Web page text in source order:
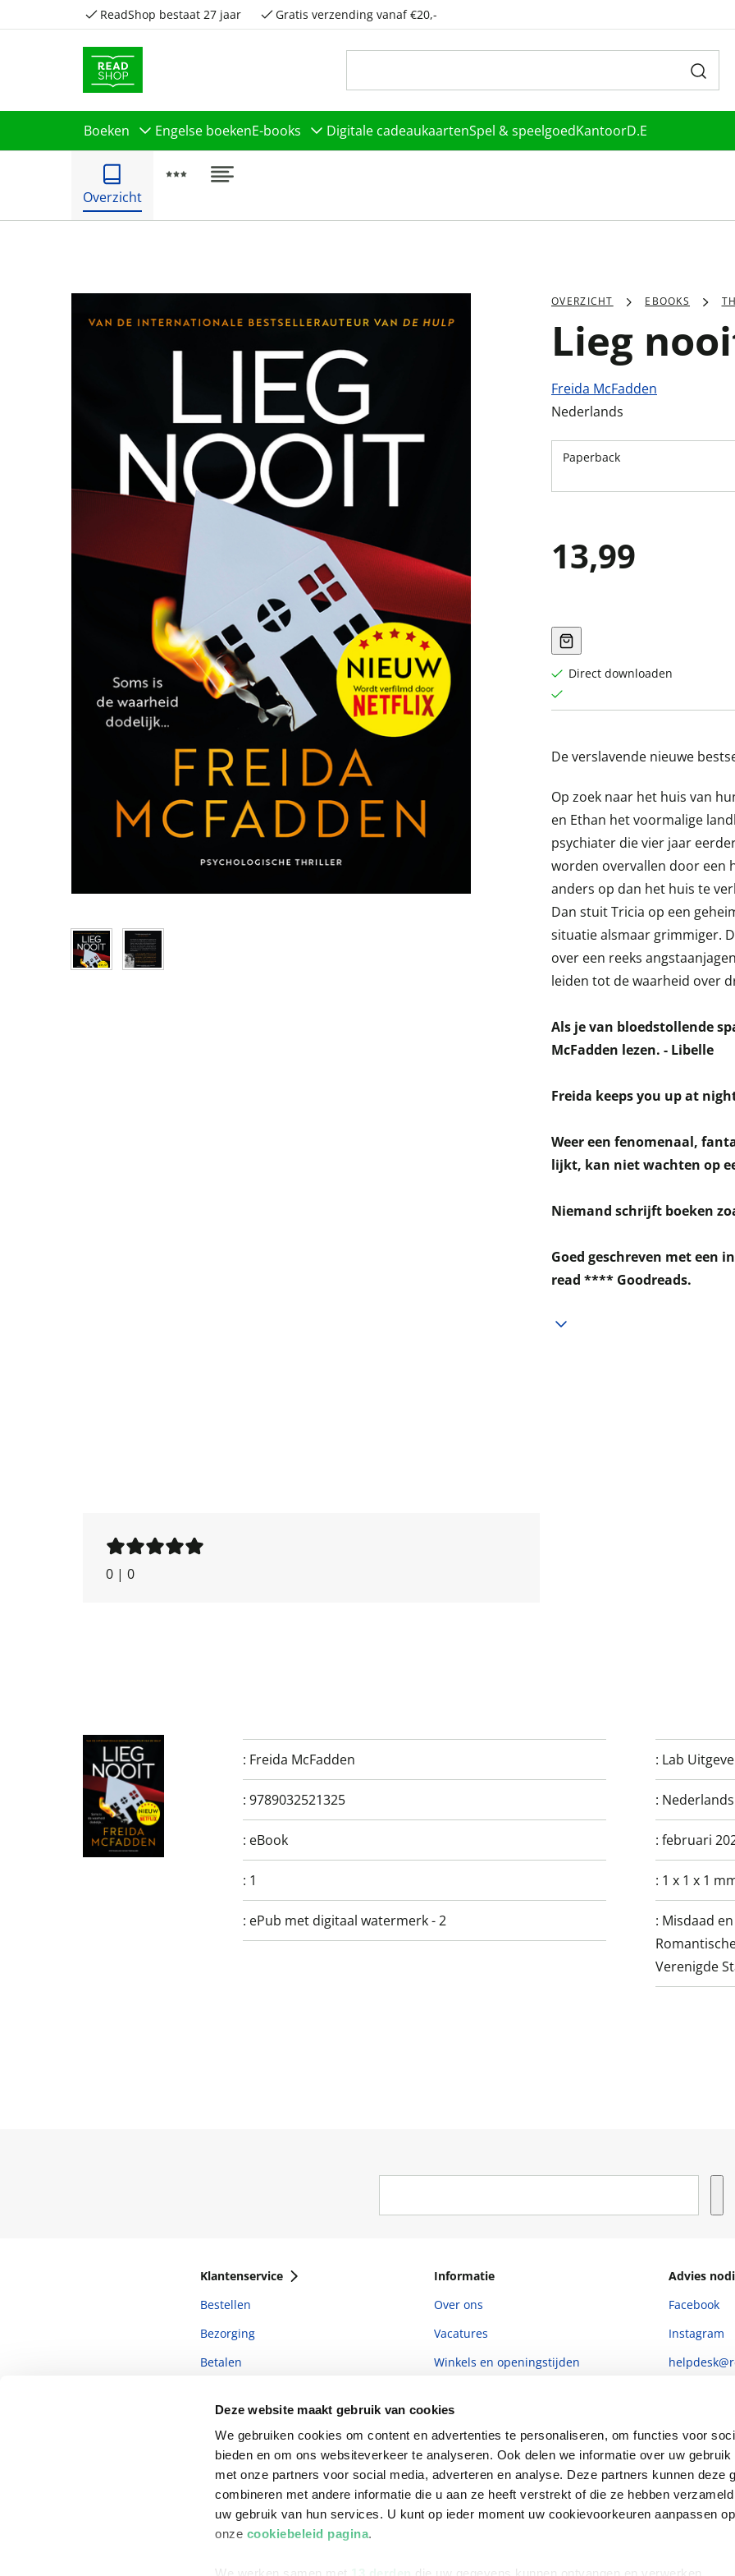
Deze website maakt gebruik van cookies
We gebruiken cookies om content en advertenties te personaliseren, om functies voor
bieden en om ons websiteverkeer te analyseren. Ook delen we informatie over uw
met onze partners voor social media, adverteren en analyse. Deze partners kunnen deze
combineren met andere informatie die u aan ze heeft verstrekt of die ze hebben
uw gebruik van hun services. U kunt op ieder moment uw cookievoorkeuren aanpassen op
onze cookiebeleid pagina.
ReadShop bestaat 27 jaar Gratis verzending vanaf €20,-
Boeken Engelse boekenE-books Digitale cadeaukaartenSpel & speelgoedKantoorD.E
Overzicht
OVERZICHT EBOOKS
Lieg
Freida McFadden
Nederlands
Paperback
13,99
Direct downloaden
De verslavende nieuwe
Op zoek naar het huis van
en Ethan het voormalige
psychiater die vier jaar
worden overvallen door een
anders op dan het huis te
Dan stuit Tricia op een
situatie alsmaar grimmiger.
over een reeks
leiden tot de waarheid over
Als je van bloedstollende
McFadden lezen. - Libelle
Freida keeps you up at
Weer een fenomenaal,
lijkt, kan niet wachten op
Niemand schrijft boeken
Goed geschreven met een
read **** Goodreads.
0 | 0
: Freida McFadden : Lab
: 9789032521325 : Nederlands
: eBook :februari
: 1 : 1 x 1 x 1
: ePub met digitaal watermerk - 2 : Misdaad
Verenigde
Klantenservice
Bestellen
Bezorging
Betalen
Veelgestelde vragen
Informatie
Over ons
Vacatures
Winkels en openingstijden
Ondernemer worden
Vulnerability Disclosure policy
Advies
Facebook
Instagram